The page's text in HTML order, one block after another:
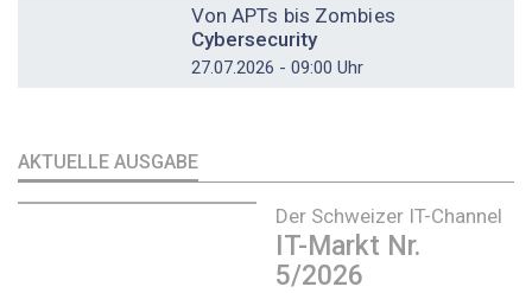
Von APTs bis Zombies
Cybersecurity
27.07.2026 - 09:00 Uhr
AKTUELLE AUSGABE
Der Schweizer IT-Channel
IT-Markt Nr.
5/2026